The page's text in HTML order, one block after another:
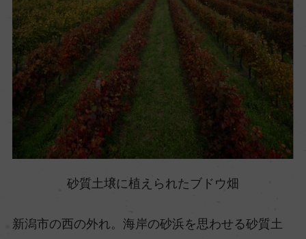
砂質土壌に植えられたブドウ畑
新潟市の西の外れ。海岸の砂浜を思わせる砂質土